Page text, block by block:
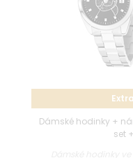
Dámské hodinky +
set